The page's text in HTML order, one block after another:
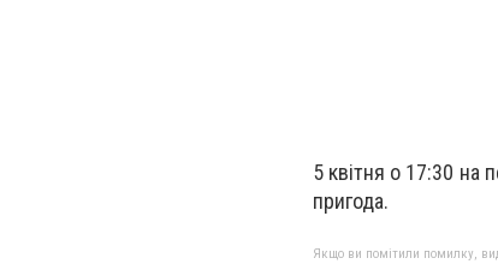
5 квітня о 17:30 на
пригода.
Якщо ви помітили помилку,